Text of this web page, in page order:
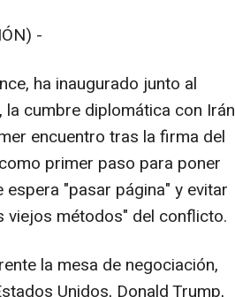
-
ha inaugurado junto al
cumbre diplomática con Irán
encuentro tras la firma del
primer paso para poner
"pasar página" y evitar
viejos métodos" del conflicto.
la mesa de negociación,
Unidos, Donald Trump,